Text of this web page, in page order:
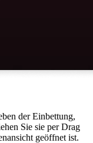
der Einbettung,
Sie sie per Drag
geöffnet ist.